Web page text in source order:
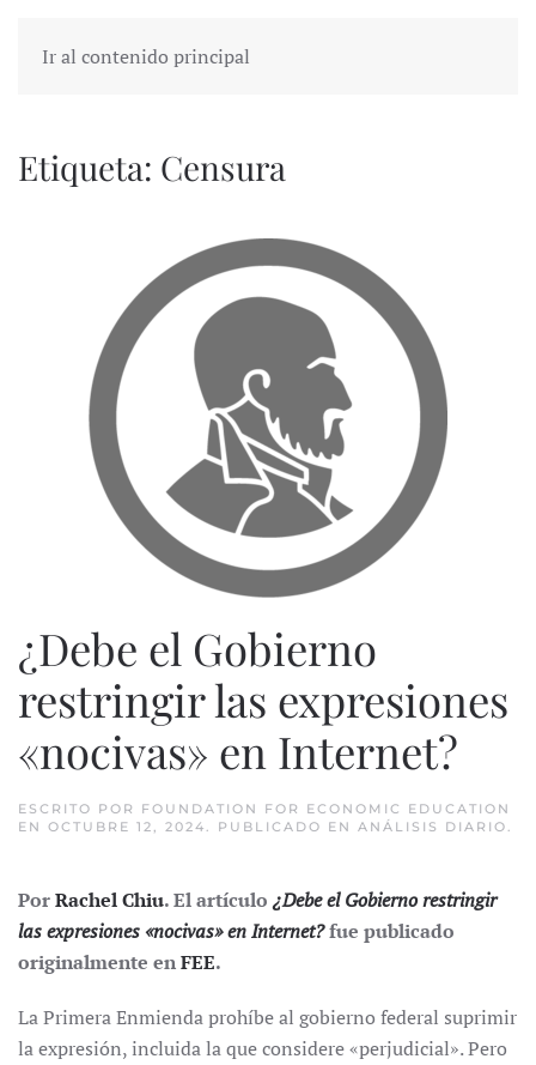
Ir al contenido principal
Etiqueta: Censura
¿Debe el Gobierno
restringir las expresiones
«nocivas» en Internet?
ESCRITO POR FOUNDATION FOR ECONOMIC EDUCATION
EN OCTUBRE 12, 2024. PUBLICADO EN ANÁLISIS DIARIO.
PorRachel Chiu. El artículo ¿Debe el Gobierno restringir
las expresiones «nocivas» en Internet?fue publicado
originalmente enFEE.
La Primera Enmienda prohíbe al gobierno federal suprimir
la expresión, incluida la que considere «perjudicial». Pero